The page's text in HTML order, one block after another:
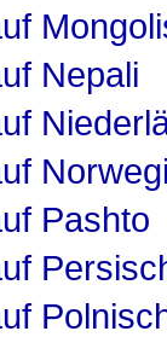
Nepali
Pashto